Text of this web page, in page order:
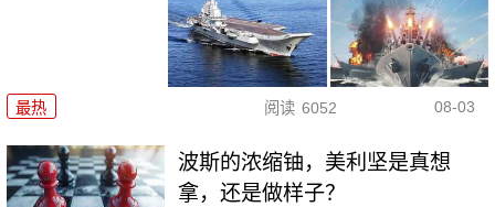
最热 阅读 6052 08-03
波斯的浓缩铀，美利坚是真想
拿，还是做样子？